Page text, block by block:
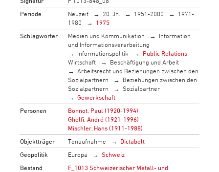
Periode
Neuzeit 20. Jh. 1951-2000
1971-
1980
1975
Schlagwörter
Medien und Kommunikation
Information
und Informationsverarbeitung
Informationspolitik
Public Relations
Wirtschaft
Beschäftigung und Arbeit
Arbeitsrecht und Beziehungen zwischen den
Sozialpartnern
Beziehungen zwischen den
Sozialpartnern
Sozialpartner
Gewerkschaft
Personen
Bonnot, Paul (1920-1994)
Ghelfi, André (1921-1996)
Mischler, Hans (1911-1988)
Objektträger
Tonaufnahme
Dictabelt
Geopolitik
Europa
Schweiz
Bestand
F_1013 Schweizerischer Metall- und